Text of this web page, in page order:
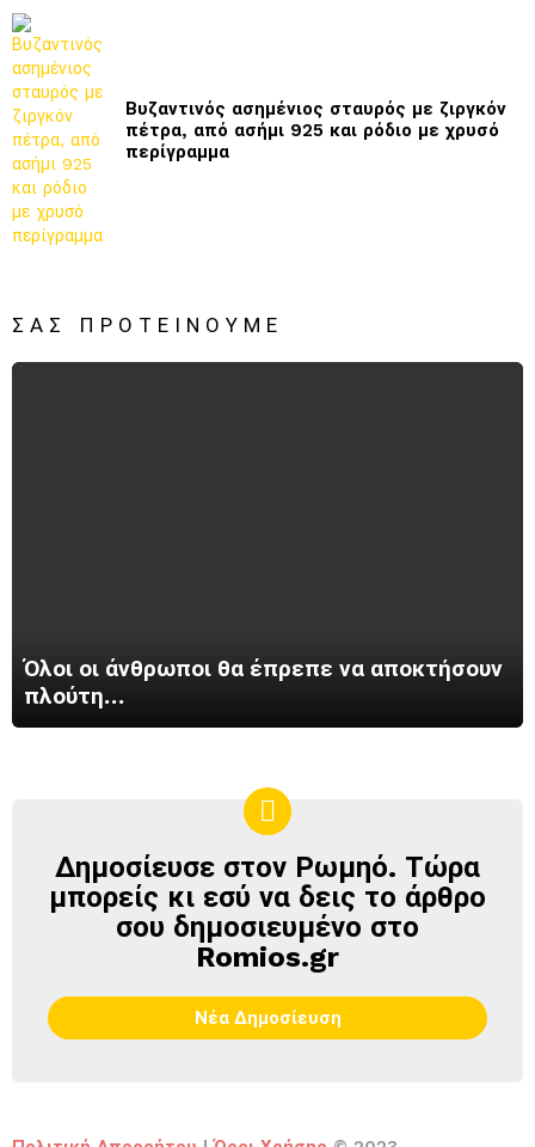
Βυζαντινός ασημένιος σταυρός με ζιργκόν
πέτρα, από ασήμι 925 και ρόδιο με χρυσό
περίγραμμα
ΣΑΣ ΠΡΟΤΕΊΝΟΥΜΕ
Όλοι οι άνθρωποι θα έπρεπε να αποκτήσουν
πλούτη…
ΔΗΜΟΣΊΕΥΣΕ
ΣΤΟΝ
ΡΩΜΗΌ
Δημοσίευσε στον Ρωμηό. Τώρα
μπορείς κι εσύ να δεις το άρθρο
σου δημοσιευμένο στο
Romios.gr
Νέα Δημοσίευση